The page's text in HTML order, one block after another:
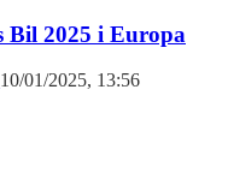
Bil 2025 i Europa
10/01/2025, 13:56